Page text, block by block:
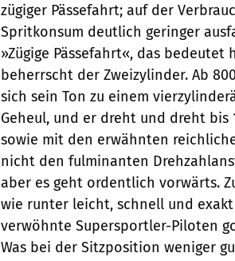
zügiger Pässefahrt; auf der
Spritkonsum deutlich geringer
»Zügige Pässefahrt«, das
beherrscht der Zweizylinder. Ab
sich sein Ton zu einem
Geheul, und er dreht und dreht bis
sowie mit den erwähnten
nicht den fulminanten
aber es geht ordentlich vorwärts.
wie runter leicht, schnell und
verwöhnte Supersportler-Piloten
Was bei der Sitzposition weniger